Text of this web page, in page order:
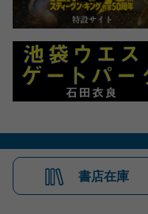
書店在庫
会社概要 自
株式会社文藝春秋